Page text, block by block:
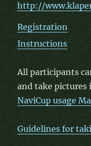
http://
Registration
Instructions
All participants
and take pictures
NaviCup usage
Guidelines for